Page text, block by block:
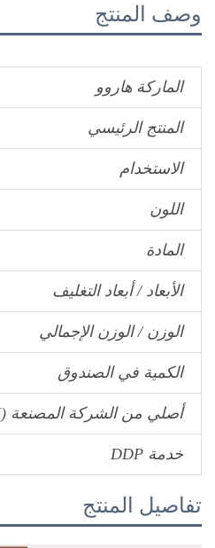
وصف المنتج
الماركة هاروو
المنتج الرئيسي
الاستخدام
اللون
المادة
الأبعاد / أبعاد التغليف
الوزن / الوزن الإجمالي
الكمية في الصندوق
أصلي من الشركة المصنعة (OEM)
خدمة DDP
تفاصيل المنتج